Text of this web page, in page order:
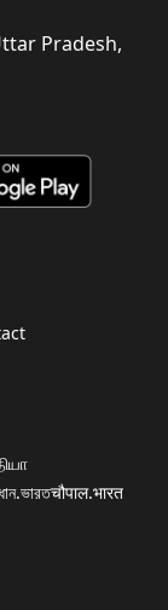
Pradesh,
चौपाल.भारत